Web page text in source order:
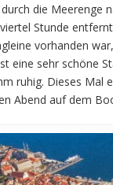
die Meerenge
Stunde
vorhanden
eine sehr schöne
ruhig. Dieses Mal
Abend auf dem